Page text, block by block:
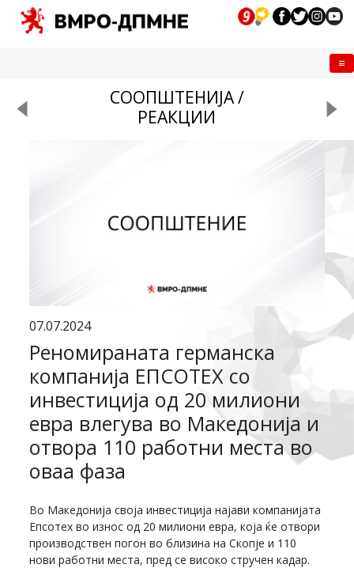
СООПШТЕНИЈА /
РЕАКЦИИ
07.07.2024
Реномираната германска
компанија ЕПСОТЕХ со
инвестиција од 20 милиони
евра влегува во Македонија и
отвора 110 работни места во
оваа фаза
Во Македонија своја инвестиција најави компанијата
Епсотех во износ од 20 милиони евра, која ќе отвори
производствен погон во близина на Скопје и 110
нови работни места, пред се високо стручен кадар.